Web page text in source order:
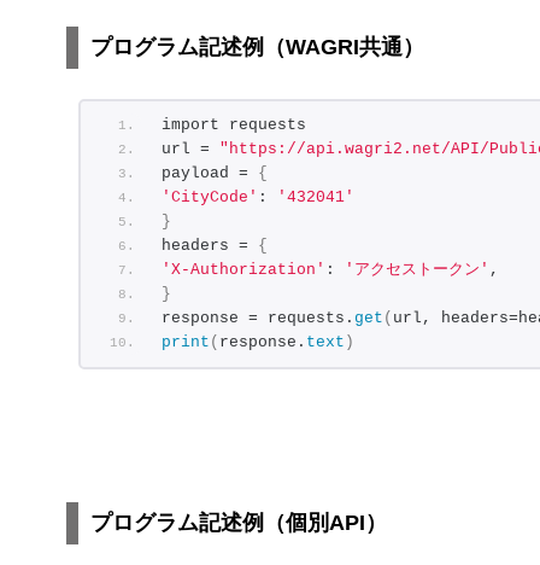
プログラム記述例（WAGRI共通）
import requests
url = "https://api.wagri2.net/API/
payload = {
'CityCode' :
'432041'
}
headers = {
'X-Authorization' : 'アクセストークン' ,
}
response = requests. get ( url,
print ( response. text )
プログラム記述例（個別API）